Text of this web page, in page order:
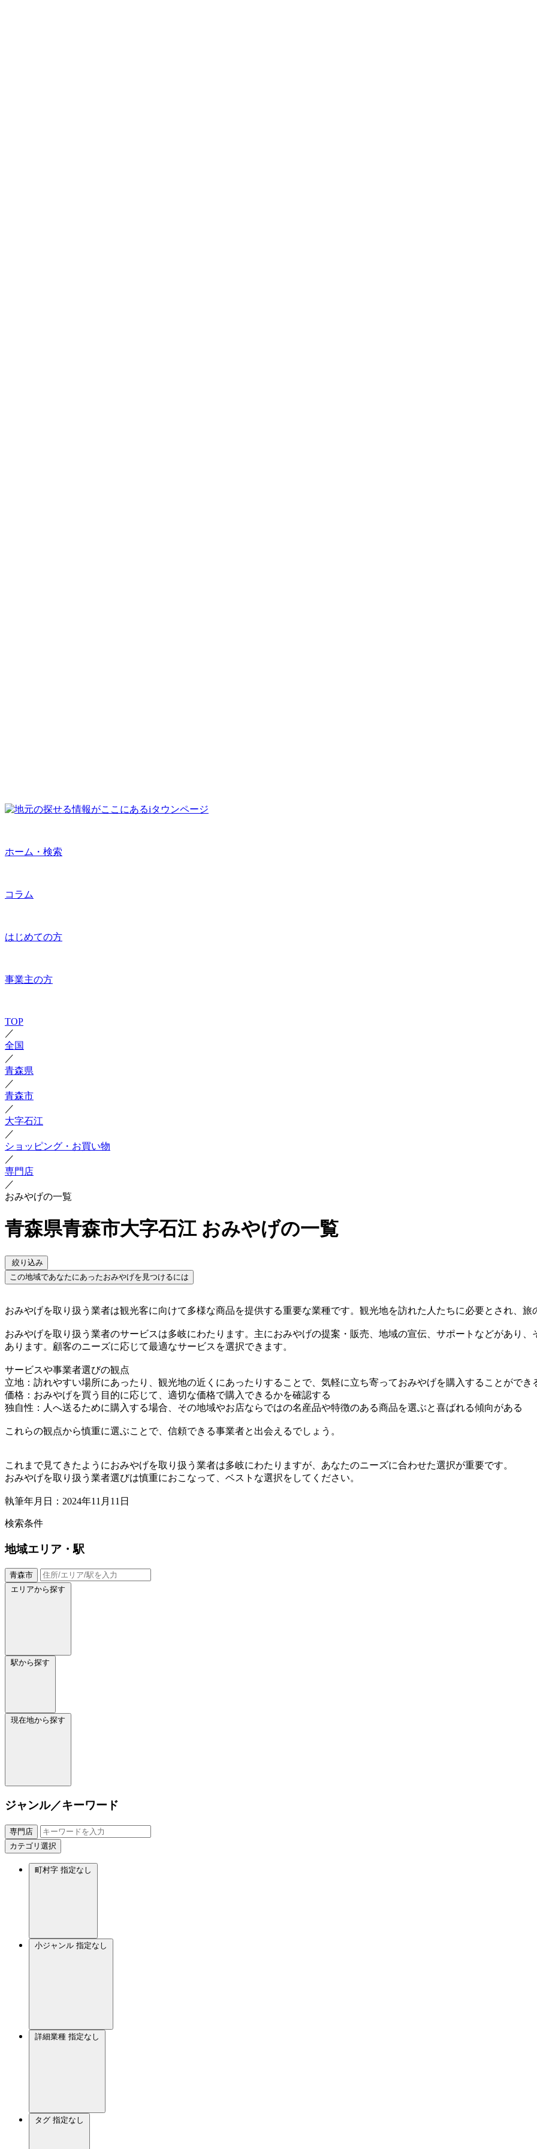
ホーム・検索
コラム
はじめての方
事業主の方
TOP
／
全国
／
青森県
／
青森市
／
大字石江
／
ショッピング・お買い物
／
専門店
／
おみやげの一覧
青森県青森市大字石江 おみやげの一覧
絞り込み
この地域であなたにあったおみやげを見つけるには
おみやげを取り扱う業者は観光客に向けて多様な商品を提供する重要な業種です。観光地を訪れた人たちに必要とされ、旅
おみやげを取り扱う業者のサービスは多岐にわたります。主におみやげの提案・販売、地域の宣伝、サポートなどがあり
あります。顧客のニーズに応じて最適なサービスを選択できます。
サービスや事業者選びの観点
立地：訪れやすい場所にあったり、観光地の近くにあったりすることで、気軽に立ち寄っておみやげを購入することができ
価格：おみやげを買う目的に応じて、適切な価格で購入できるかを確認する
独自性：人へ送るために購入する場合、その地域やお店ならではの名産品や特徴のある商品を選ぶと喜ばれる傾向がある
これらの観点から慎重に選ぶことで、信頼できる事業者と出会えるでしょう。
これまで見てきたようにおみやげを取り扱う業者は多岐にわたりますが、あなたのニーズに合わせた選択が重要です。
おみやげを取り扱う業者選びは慎重におこなって、ベストな選択をしてください。
執筆年月日：2024年11月11日
検索条件
地域エリア・駅
青森市
エリアから探す
駅から探す
現在地から探す
ジャンル／キーワード
専門店
カテゴリ選択
町村字 指定なし
小ジャンル 指定なし
詳細業種 指定なし
タグ 指定なし